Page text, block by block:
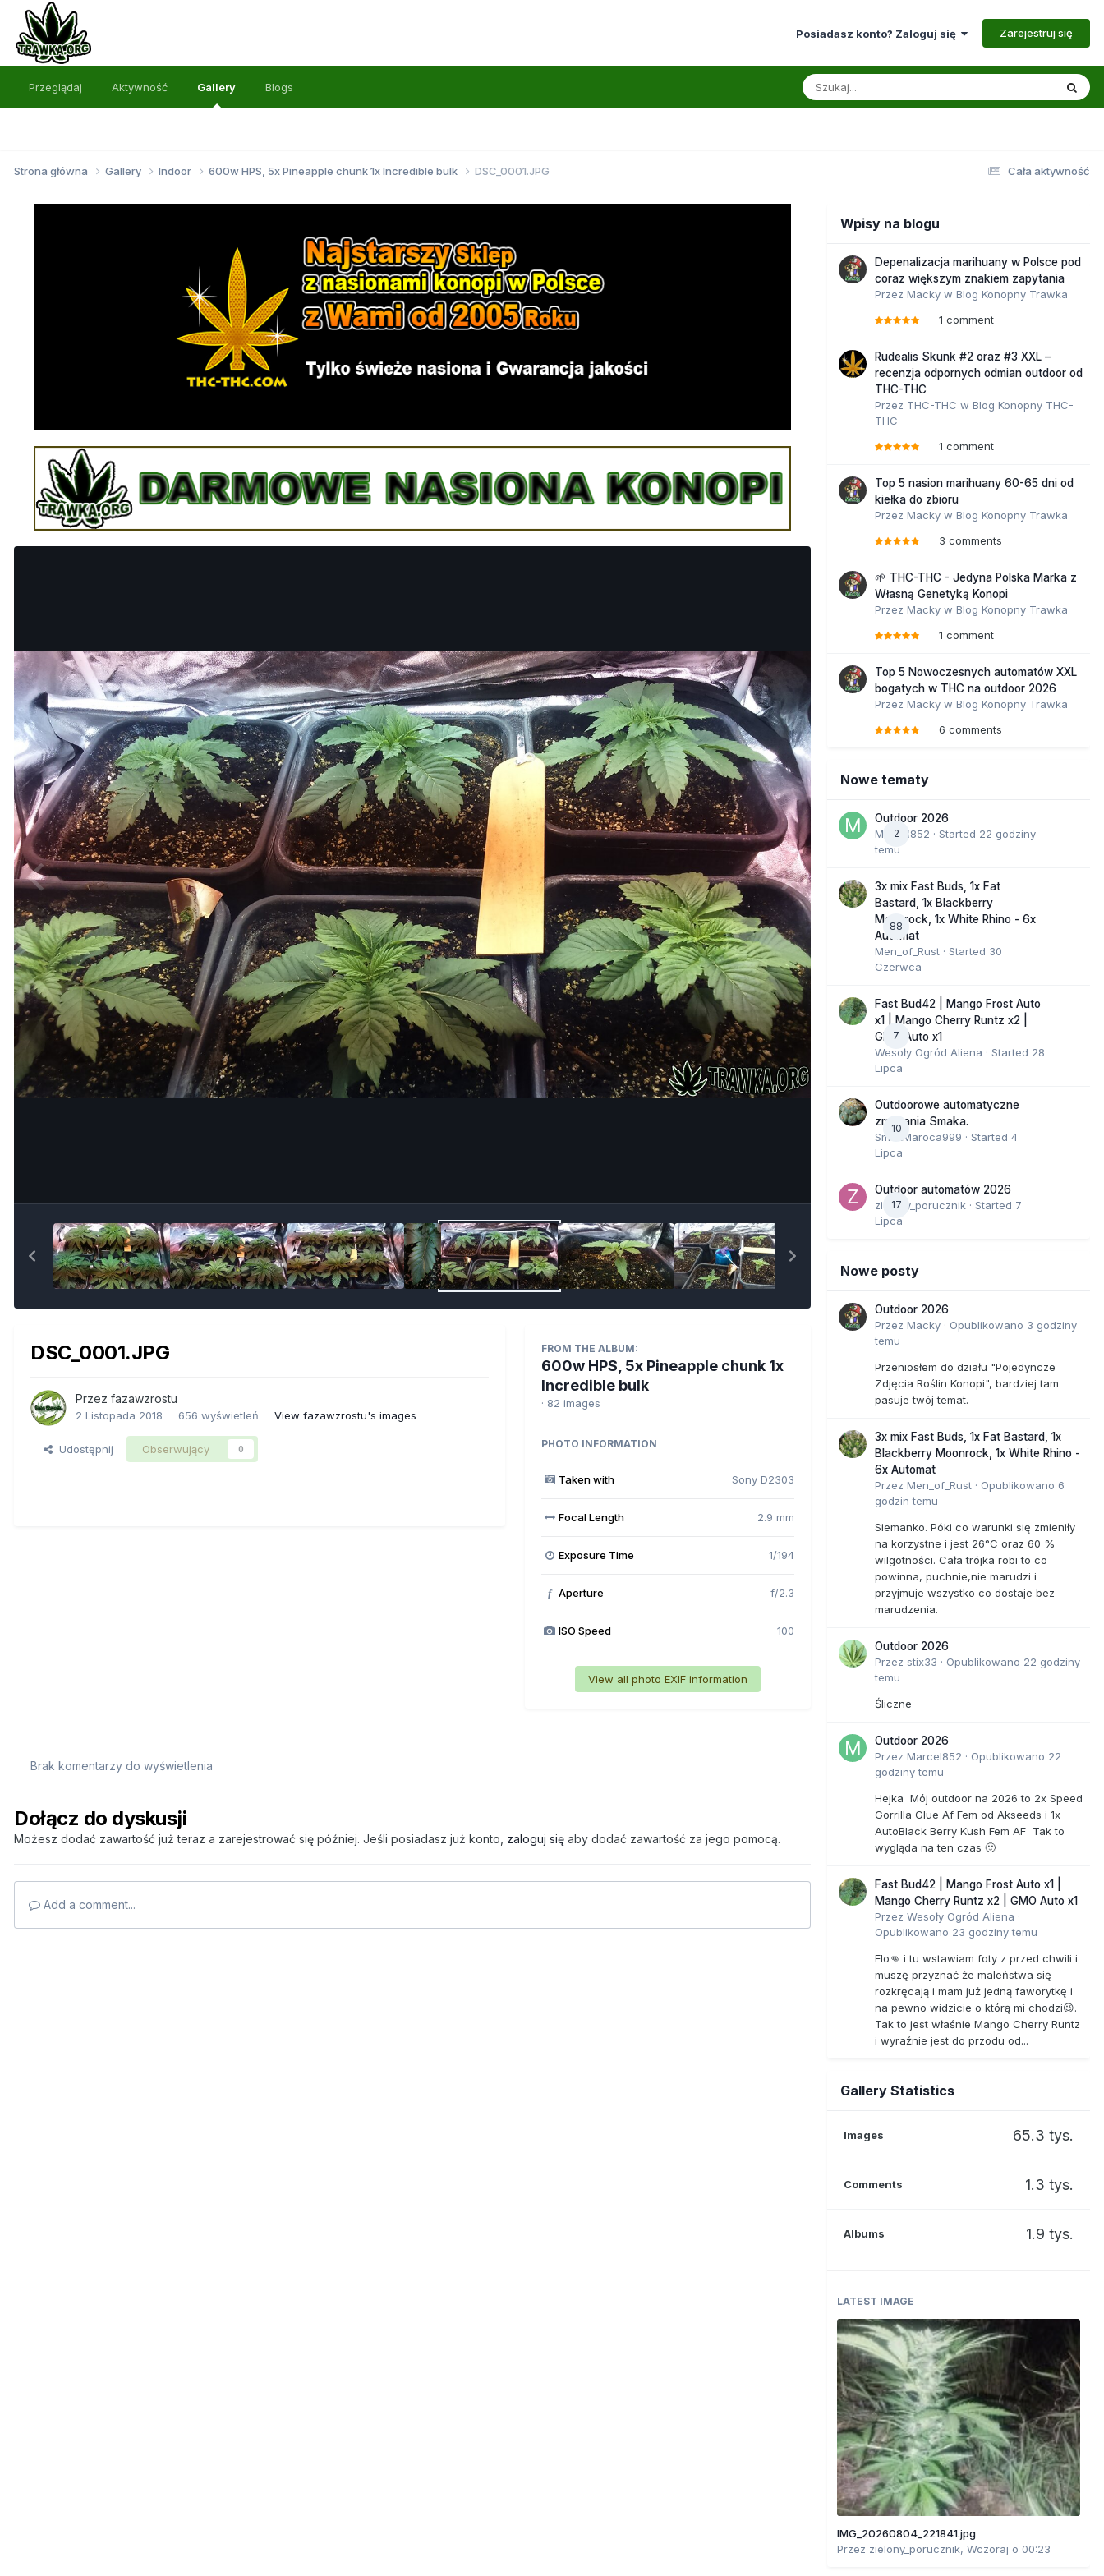
Posiadasz konto? Zaloguj się Zarejestruj się
Przeglądaj Aktywność Gallery Blogs
Cała aktywność
Strona główna Gallery Indoor 600w HPS, 5x Pineapple chunk 1x Incredible bulk DSC_0001.JPG
DSC_0001.JPG
Przez fazawzrostu
2 Listopada 2018 656 wyświetleń View fazawzrostu's images
Udostępnij Obserwujący 0
FROM THE ALBUM:
600w HPS, 5x Pineapple chunk 1x
Incredible bulk
· 82 images
PHOTO INFORMATION
Taken with Sony D2303
Focal Length 2.9 mm
Exposure Time 1/194
f Aperture f/2.3
ISO Speed 100
View all photo EXIF information
Brak komentarzy do wyświetlenia
Dołącz do dyskusji
Możesz dodać zawartość już teraz a zarejestrować się później. Jeśli posiadasz już konto, zaloguj się aby dodać zawartość za jego pomocą.
Add a comment...
Wpisy na blogu
Depenalizacja marihuany w Polsce pod
coraz większym znakiem zapytania
Przez Macky w Blog Konopny Trawka
1 comment
Rudealis Skunk #2 oraz #3 XXL –
recenzja odpornych odmian outdoor od
THC-THC
Przez THC-THC w Blog Konopny THC-
THC
1 comment
Top 5 nasion marihuany 60-65 dni od
kiełka do zbioru
Przez Macky w Blog Konopny Trawka
3 comments
🌱 THC-THC - Jedyna Polska Marka z
Własną Genetyką Konopi
Przez Macky w Blog Konopny Trawka
1 comment
Top 5 Nowoczesnych automatów XXL
bogatych w THC na outdoor 2026
Przez Macky w Blog Konopny Trawka
6 comments
Nowe tematy
2
Outdoor 2026
Marcel852 · Started 22 godziny
temu
88
3x mix Fast Buds, 1x Fat
Bastard, 1x Blackberry
Moonrock, 1x White Rhino - 6x
Automat
Men_of_Rust · Started 30
Czerwca
7
Fast Bud42 | Mango Frost Auto
x1 | Mango Cherry Runtz x2 |
GMO Auto x1
Wesoły Ogród Aliena · Started 28
Lipca
10
Outdoorowe automatyczne
zmagania Smaka.
SmakMaroca999 · Started 4
Lipca
17
Outdoor automatów 2026
zielony_porucznik · Started 7
Lipca
Nowe posty
Outdoor 2026
Przez Macky · Opublikowano 3 godziny
temu
Przeniosłem do działu "Pojedyncze
Zdjęcia Roślin Konopi", bardziej tam
pasuje twój temat.
3x mix Fast Buds, 1x Fat Bastard, 1x
Blackberry Moonrock, 1x White Rhino -
6x Automat
Przez Men_of_Rust · Opublikowano 6
godzin temu
Siemanko. Póki co warunki się zmieniły
na korzystne i jest 26°C oraz 60 %
wilgotności. Cała trójka robi to co
powinna, puchnie,nie marudzi i
przyjmuje wszystko co dostaje bez
marudzenia.
Outdoor 2026
Przez stix33 · Opublikowano 22 godziny
temu
Śliczne
Outdoor 2026
Przez Marcel852 · Opublikowano 22
godziny temu
Hejka Mój outdoor na 2026 to 2x Speed
Gorrilla Glue Af Fem od Akseeds i 1x
AutoBlack Berry Kush Fem AF Tak to
wygląda na ten czas 🙂
Fast Bud42 | Mango Frost Auto x1 |
Mango Cherry Runtz x2 | GMO Auto x1
Przez Wesoły Ogród Aliena ·
Opublikowano 23 godziny temu
Elo👊 i tu wstawiam foty z przed chwili i
muszę przyznać że maleństwa się
rozkręcają i mam już jedną faworytkę i
na pewno widzicie o którą mi chodzi😉.
Tak to jest właśnie Mango Cherry Runtz
i wyraźnie jest do przodu od...
Gallery Statistics
Images 65.3 tys.
Comments 1.3 tys.
Albums 1.9 tys.
LATEST IMAGE
IMG_20260804_221841.jpg
Przez zielony_porucznik, Wczoraj o 00:23